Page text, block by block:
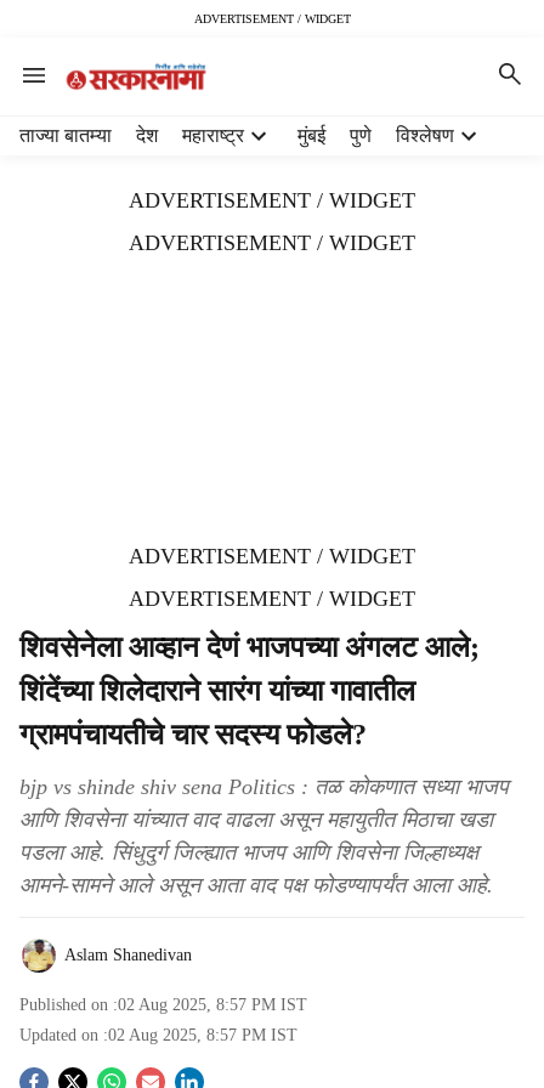
ADVERTISEMENT / WIDGET
ताज्या बातम्या देश महाराष्ट्र मुंबई पुणे विश्लेषण
ADVERTISEMENT / WIDGET
ADVERTISEMENT / WIDGET
ADVERTISEMENT / WIDGET
ADVERTISEMENT / WIDGET
शिवसेनेला आव्हान देणं भाजपच्या अंगलट आले;
शिंदेंच्या शिलेदाराने सारंग यांच्या गावातील
ग्रामपंचायतीचे चार सदस्य फोडले?
bjp vs shinde shiv sena Politics : तळ कोकणात सध्या भाजप
आणि शिवसेना यांच्यात वाद वाढला असून महायुतीत मिठाचा खडा
पडला आहे. सिंधुदुर्ग जिल्ह्यात भाजप आणि शिवसेना जिल्हाध्यक्ष
आमने-सामने आले असून आता वाद पक्ष फोडण्यापर्यंत आला आहे.
Aslam Shanedivan
Published on :02 Aug 2025, 8:57 PM IST
Updated on :02 Aug 2025, 8:57 PM IST